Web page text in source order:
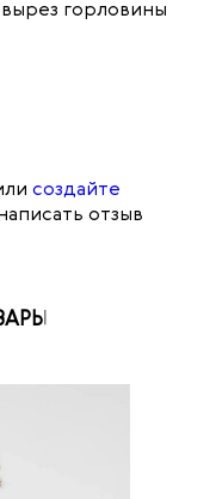
горловины
создайте
отзыв